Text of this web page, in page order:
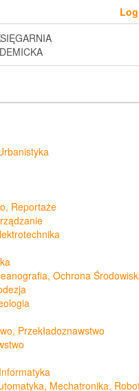
Reportaże
Ochrona
Przekładoznawstwo
Mechatronika,